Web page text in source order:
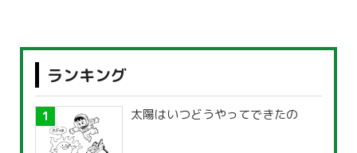
ランキング
太陽はいつどうやってできたの